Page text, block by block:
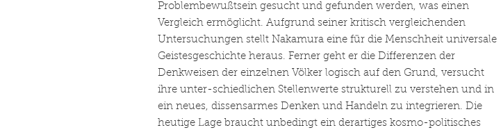
Problembewußtsein gesucht und gefunden werden, was einen
Vergleich ermöglicht. Aufgrund seiner kritisch vergleichenden
Untersuchungen stellt Nakamura eine für die Menschheit universale
Geistesgeschichte heraus. Ferner geht er die Differenzen der
Denkweisen der einzelnen Völker logisch auf den Grund, versucht
ihre unter-schiedlichen Stellenwerte strukturell zu verstehen und in
ein neues, dissensarmes Denken und Handeln zu integrieren. Die
heutige Lage braucht unbedingt ein derartiges kosmo-politisches